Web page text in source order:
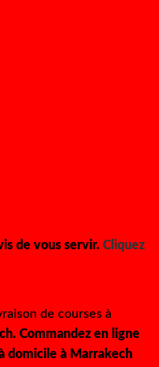
de vous servir. Cliquez
de courses à
Commandez en ligne
domicile à Marrakech